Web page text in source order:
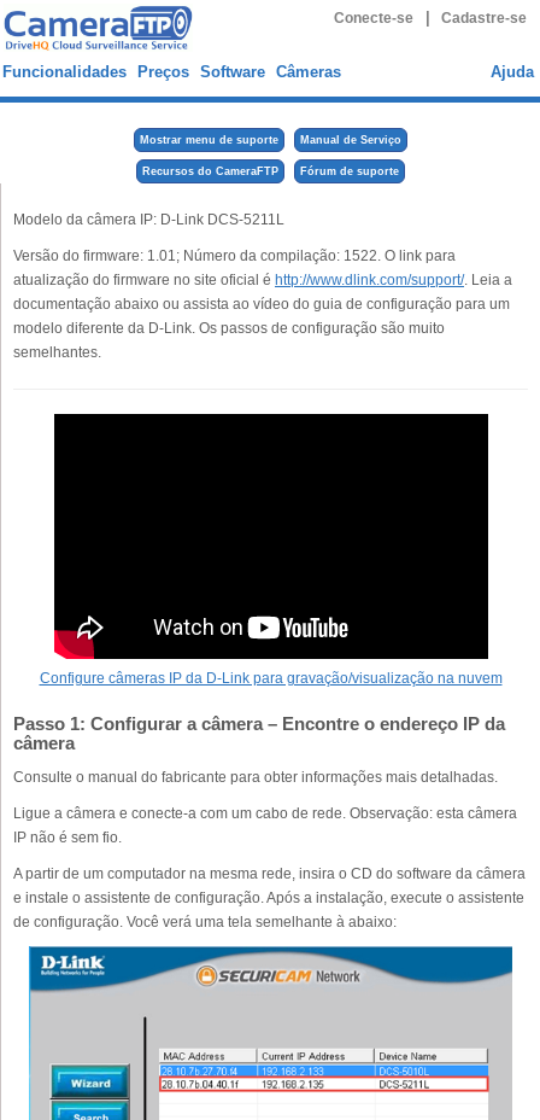
Conecte-se Cadastre-se
Funcionalidades Preços Software Câmeras Ajuda
Mostrar menu de suporte Manual de Serviço
Recursos do CameraFTP Fórum de suporte
Modelo da câmera IP: D-Link DCS-5211L
Versão do firmware: 1.01; Número da compilação: 1522. O link para
atualização do firmware no site oficial é http://www.dlink.com/support/. Leia a
documentação abaixo ou assista ao vídeo do guia de configuração para um
modelo diferente da D-Link. Os passos de configuração são muito
semelhantes.
Configure câmeras IP da D-Link para gravação/visualização na nuvem
Passo 1: Configurar a câmera – Encontre o endereço IP da
câmera
Consulte o manual do fabricante para obter informações mais detalhadas.
Ligue a câmera e conecte-a com um cabo de rede. Observação: esta câmera
IP não é sem fio.
A partir de um computador na mesma rede, insira o CD do software da câmera
e instale o assistente de configuração. Após a instalação, execute o assistente
de configuração. Você verá uma tela semelhante à abaixo: